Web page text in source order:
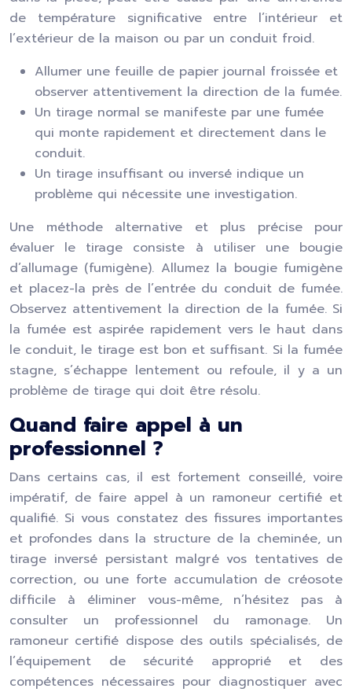
de température significative entre l’intérieur et
l’extérieur de la maison ou par un conduit froid.
Allumer une feuille de papier journal froissée et
observer attentivement la direction de la fumée.
Un tirage normal se manifeste par une fumée
qui monte rapidement et directement dans le
conduit.
Un tirage insuffisant ou inversé indique un
problème qui nécessite une investigation.
Une méthode alternative et plus précise pour
évaluer le tirage consiste à utiliser une bougie
d’allumage (fumigène). Allumez la bougie fumigène
et placez-la près de l’entrée du conduit de fumée.
Observez attentivement la direction de la fumée. Si
la fumée est aspirée rapidement vers le haut dans
le conduit, le tirage est bon et suffisant. Si la fumée
stagne, s’échappe lentement ou refoule, il y a un
problème de tirage qui doit être résolu.
Quand faire appel à un
professionnel ?
Dans certains cas, il est fortement conseillé, voire
impératif, de faire appel à un ramoneur certifié et
qualifié. Si vous constatez des fissures importantes
et profondes dans la structure de la cheminée, un
tirage inversé persistant malgré vos tentatives de
correction, ou une forte accumulation de créosote
difficile à éliminer vous-même, n’hésitez pas à
consulter un professionnel du ramonage. Un
ramoneur certifié dispose des outils spécialisés, de
l’équipement de sécurité approprié et des
compétences nécessaires pour diagnostiquer avec